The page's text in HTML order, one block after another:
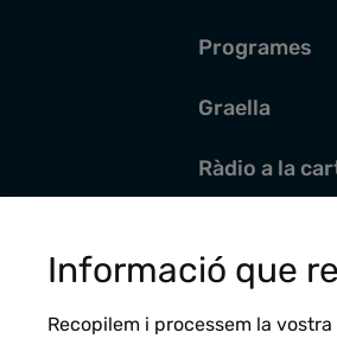
Programes
Graella
Ràdio a la
Actualitat
Informació que
Recopilem i processem la